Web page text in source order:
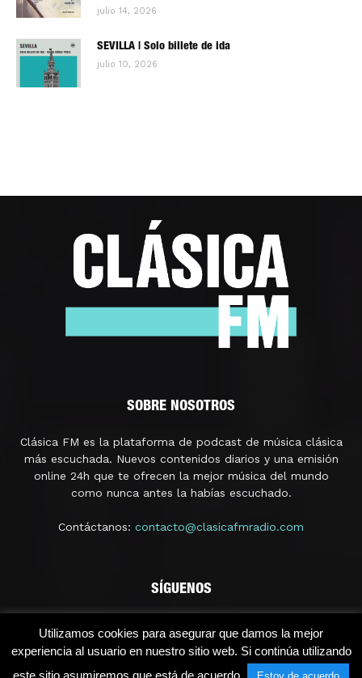
julio 14, 2026
SEVILLA | Solo billete de ida
julio 10, 2026
SOBRE NOSOTROS
Clásica FM es la plataforma de podcast de música clásica
más escuchada. Nuevos contenidos diarios y una emisión
online 24h que te ofrecen la mejor música del mundo
como nunca antes la habías escuchado.
Contáctanos: contacto@clasicafmradio.com
SÍGUENOS
Utilizamos cookies para asegurar que damos la mejor
experiencia al usuario en nuestro sitio web. Si continúa utilizando